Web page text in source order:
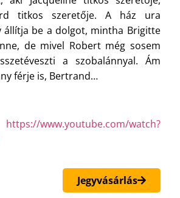
titkos szeretője. A ház ura
állítja be a dolgot, mintha Brigitte
de mivel Robert még sosem
a szobalánnyal. Ám
férje is, Bertrand…
https://www.youtube.com/watch?
Jegyvásárlás